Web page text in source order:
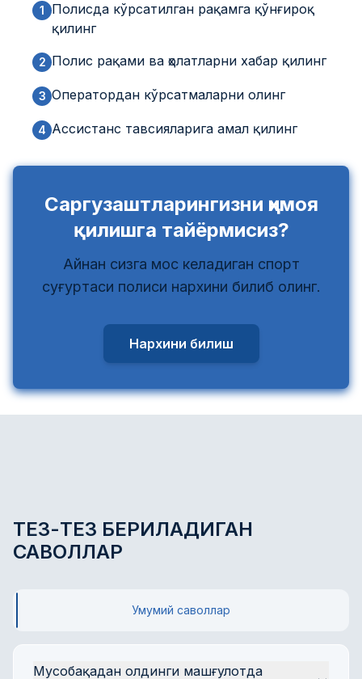
1
Полисда кўрсатилган рақамга қўнғироқ
қилинг
2 Полис рақами ва ҳолатларни хабар қилинг
3 Оператордан кўрсатмаларни олинг
4 Ассистанс тавсияларига амал қилинг
Саргузаштларингизни ҳимоя
қилишга тайёрмисиз?
Айнан сизга мос келадиган спорт
суғуртаси полиси нархини билиб олинг.
Нархини билиш
ТЕЗ-ТЕЗ БЕРИЛАДИГАН
САВОЛЛАР
Умумий саволлар
Мусобақадан олдинги машғулотда